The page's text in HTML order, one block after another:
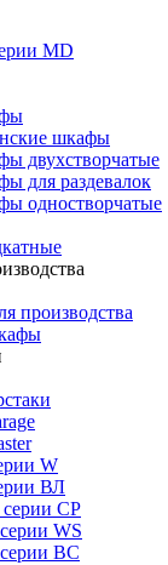
MD
шкафы
двухстворчатые
для раздевалок
одностворчатые
производства
W
ВЛ
СР
WS
ВС